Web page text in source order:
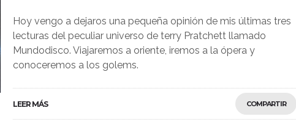
Hoy vengo a dejaros una pequeña opinión de mis últimas tres
lecturas del peculiar universo de terry Pratchett llamado
Mundodisco. Viajaremos a oriente, iremos a la ópera y
conoceremos a los golems.
LEER MÁS COMPARTIR